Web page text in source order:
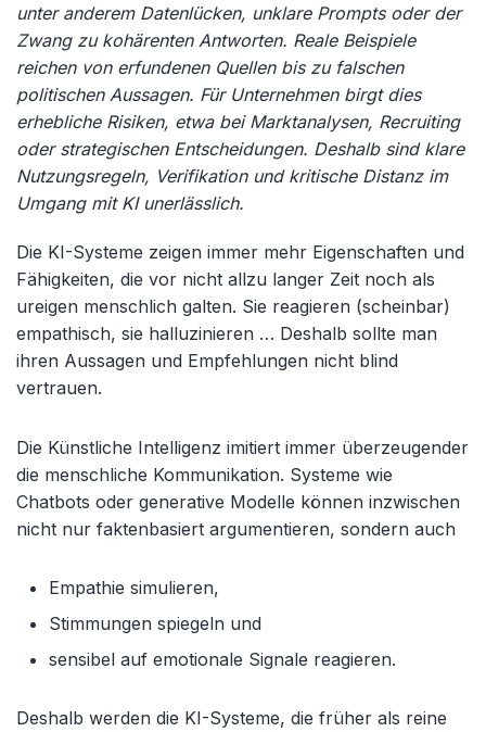
unter anderem Datenlücken, unklare Prompts oder der
Zwang zu kohärenten Antworten. Reale Beispiele
reichen von erfundenen Quellen bis zu falschen
politischen Aussagen. Für Unternehmen birgt dies
erhebliche Risiken, etwa bei Marktanalysen, Recruiting
oder strategischen Entscheidungen. Deshalb sind klare
Nutzungsregeln, Verifikation und kritische Distanz im
Umgang mit KI unerlässlich.
Die KI-Systeme zeigen immer mehr Eigenschaften und
Fähigkeiten, die vor nicht allzu langer Zeit noch als
ureigen menschlich galten. Sie reagieren (scheinbar)
empathisch, sie halluzinieren … Deshalb sollte man
ihren Aussagen und Empfehlungen nicht blind
vertrauen.
Die Künstliche Intelligenz imitiert immer überzeugender
die menschliche Kommunikation. Systeme wie
Chatbots oder generative Modelle können inzwischen
nicht nur faktenbasiert argumentieren, sondern auch
Empathie simulieren,
Stimmungen spiegeln und
sensibel auf emotionale Signale reagieren.
Deshalb werden die KI-Systeme, die früher als reine